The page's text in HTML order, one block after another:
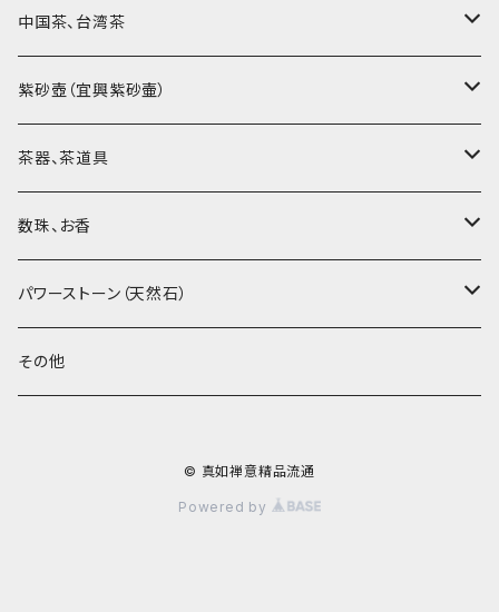
中国茶、台湾茶
烏龍茶（ウーロン茶）
黒茶（緊圧茶、普洱茶）
紅茶、白茶、緑茶
茶外茶、工藝茶、その他
紫砂壺（宜興紫砂壷）
大師、名人、高工の作品
周菊英（高級工藝美術師）
高級工藝美術師の作品
王柯鈞（高級工藝美術師）
茶器、茶道具
茶杯、聞香杯
茶海、茶漏（茶漉し）
蓋碗、壷承、茶船
数珠、お香
お香、香炉
数珠、その他
パワーストーン（天然石）
アゲート（瑪瑙）
その他
© 真如禅意精品流通
Powered by